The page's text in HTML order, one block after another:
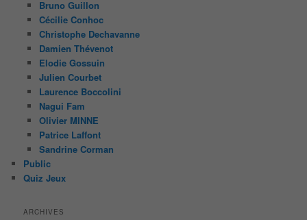
Bruno Guillon
Cécilie Conhoc
Christophe Dechavanne
Damien Thévenot
Elodie Gossuin
Julien Courbet
Laurence Boccolini
Nagui Fam
Olivier MINNE
Patrice Laffont
Sandrine Corman
Public
Quiz Jeux
ARCHIVES